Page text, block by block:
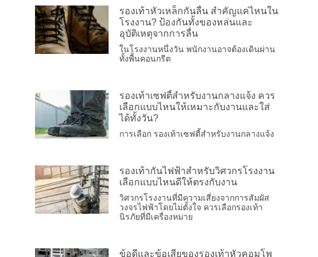
รองเท้าหัวเหล็กกันลื่น สำคัญแค่ไหนใน
โรงงาน? ป้องกันทั้งของหล่นและ
อุบัติเหตุจากการลื่น
ในโรงงานหนึ่งวัน พนักงานอาจต้องเดินผ่าน
ทั้งพื้นคอนกรีต
รองเท้าเซฟตี้สำหรับงานกลางแจ้ง ควร
เลือกแบบไหนให้เหมาะกับงานและใส่
ได้ทั้งวัน?
การเลือก รองเท้าเซฟตี้สำหรับงานกลางแจ้ง
รองเท้ากันไฟฟ้าสำหรับวิศวกรโรงงาน
เลือกแบบไหนดีให้ตรงกับงาน
วิศวกรโรงงานที่มีความเสี่ยงจากการสัมผัส
วงจรไฟฟ้าโดยไม่ตั้งใจ ควรเลือกรองเท้า
นิรภัยที่มีเครื่องหมาย
ข้อดีและข้อเสียของรองเท้าหัวคอมโพ